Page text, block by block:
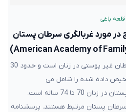
باغی
مورد غربالگری سرطان پستان
سرطان پستان شایع ترین سرطان غیر پوستی در زنان است و حدود 30
داده شده را شامل می
شود.بیشترین شیوع سرطان پستان در زنان 70 تا 74 ساله است.
پستان مرتبط هستند. پرسشنامه